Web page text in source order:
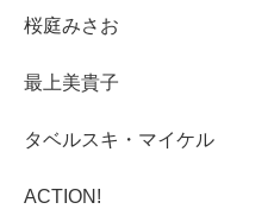
桜庭みさお
最上美貴子
タベルスキ・マイケル
ACTION!